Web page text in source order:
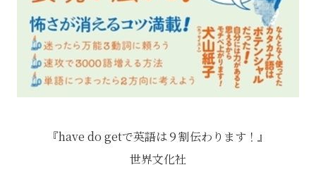
『have do getで英語は９割伝わります！』
世界文化社